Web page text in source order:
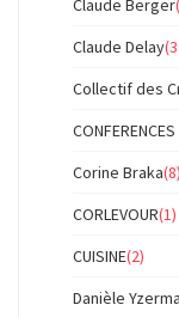
Claude Berger
Claude Delay
Collectif des
Corine Braka(8)
CORLEVOUR(1)
CUISINE(2)
Danièle